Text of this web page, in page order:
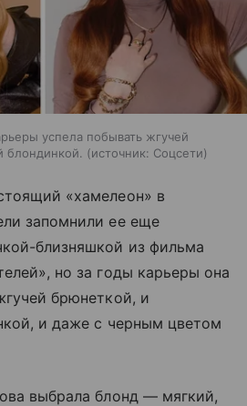
успела побывать жгучей
блондинкой.
источник: Соцсети
«хамелеон» в
запомнили ее еще
близняшкой из фильма
но за годы карьеры она
брюнеткой, и
и даже с черным цветом
выбрала блонд — мягкий,